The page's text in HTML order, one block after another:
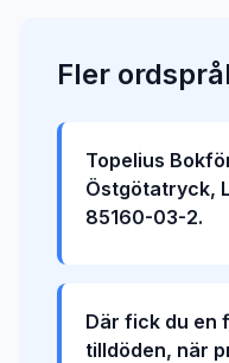
Fler
Topelius
Östgötatryck,
85160-03-2.
Där fick du en
tilldöden, när